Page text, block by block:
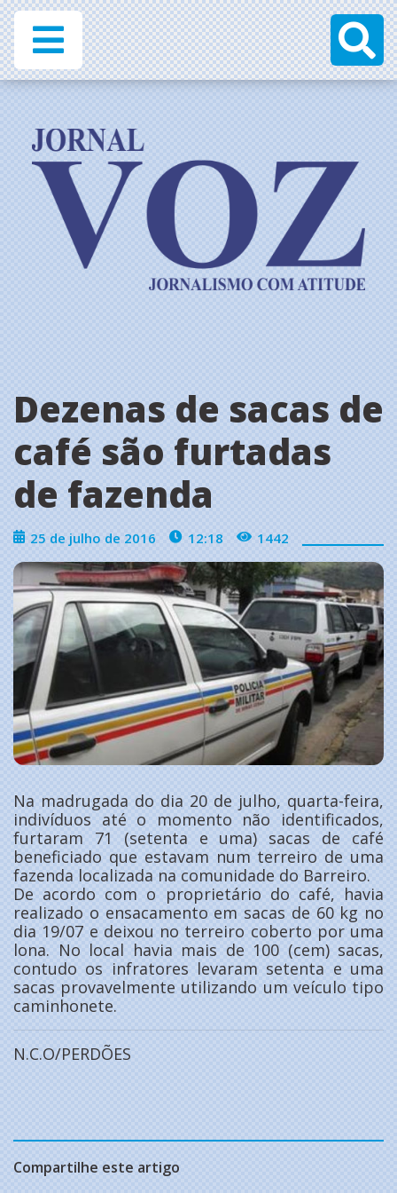
Dezenas de sacas de
café são furtadas
de fazenda
25 de julho de 2016 12:18 1442
Na madrugada do dia 20 de julho, quarta-feira,
indivíduos até o momento não identificados,
furtaram 71 (setenta e uma) sacas de café
beneficiado que estavam num terreiro de uma
fazenda localizada na comunidade do Barreiro.
De acordo com o proprietário do café, havia
realizado o ensacamento em sacas de 60 kg no
dia 19/07 e deixou no terreiro coberto por uma
lona. No local havia mais de 100 (cem) sacas,
contudo os infratores levaram setenta e uma
sacas provavelmente utilizando um veículo tipo
caminhonete.
N.C.O/PERDÕES
Compartilhe este artigo